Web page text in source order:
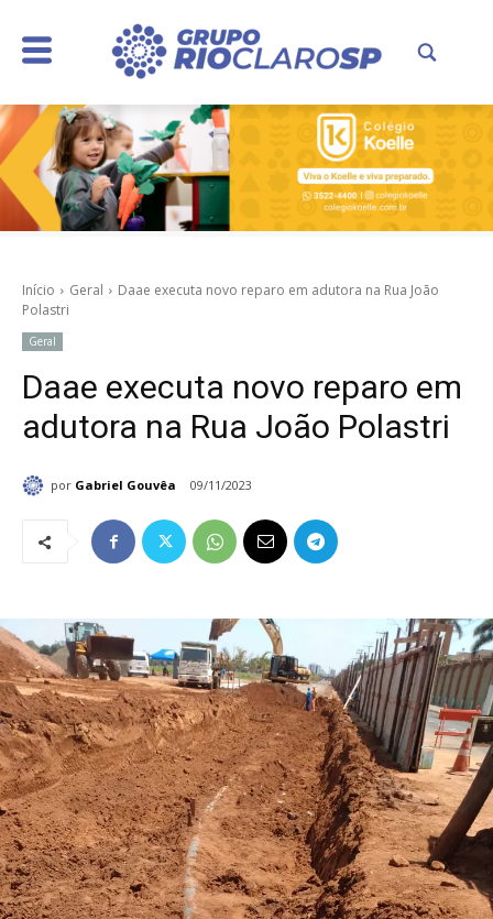
Início Geral
Daae executa novo reparo em adutora na Rua João
Polastri
Geral
Daae executa novo reparo em
adutora na Rua João Polastri
por Gabriel Gouvêa 09/11/2023